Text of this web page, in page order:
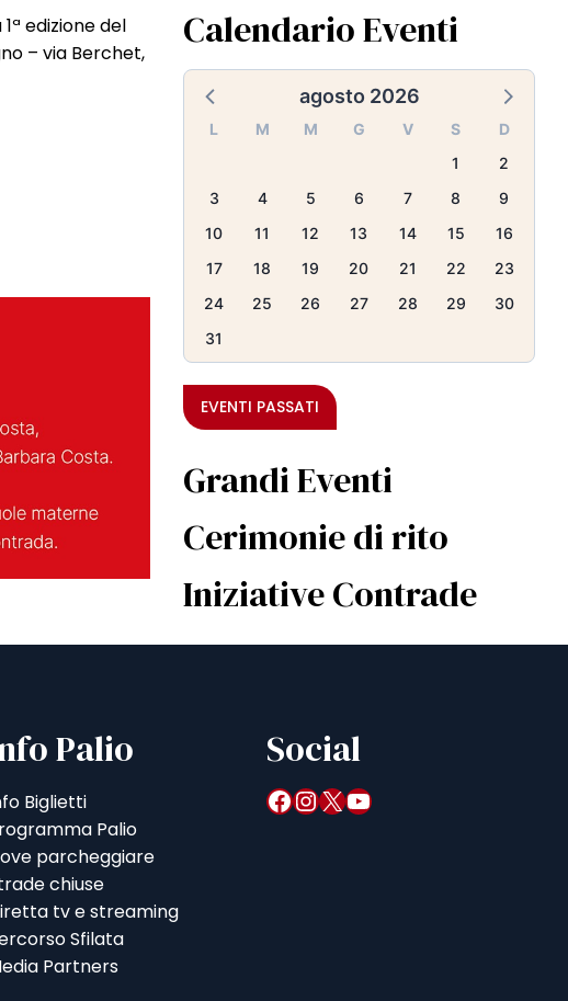
edizione del
– via Berchet,
Calendario Eventi
agosto 2026
L M M G V S
D
1
2
3
4 5 6 7 8
9
10
11 12 13 14 15
16
17
18 19 20 21 22
23
24
25 26 27 28 29
30
31
EVENTI PASSATI
Grandi Eventi
Cerimonie di rito
Iniziative Contrade
Palio
Biglietti
Palio
parcheggiare
chiuse
tv e streaming
Sfilata
Partners
Social
Facebook InstagramX YouTube